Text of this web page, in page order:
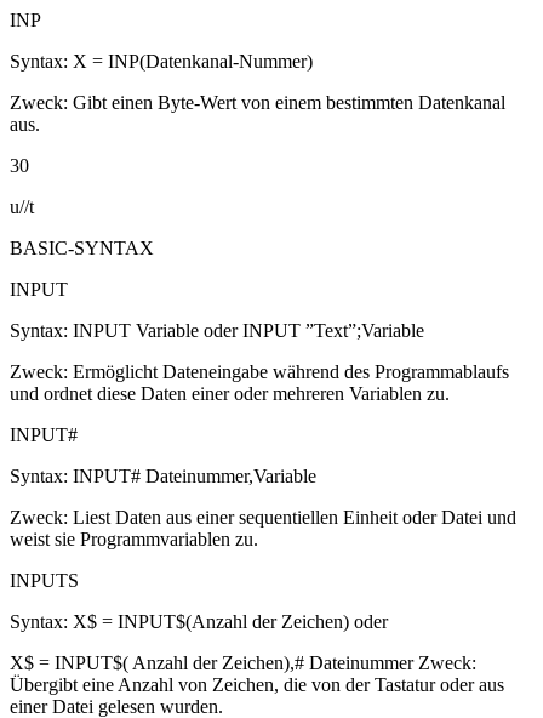
INP
Syntax: X = INP(Datenkanal-Nummer)
Zweck: Gibt einen Byte-Wert von einem bestimmten Datenkanal
aus.
30
u//t
BASIC-SYNTAX
INPUT
Syntax: INPUT Variable oder INPUT ”Text”;Variable
Zweck: Ermöglicht Dateneingabe während des Programmablaufs
und ordnet diese Daten einer oder mehreren Variablen zu.
INPUT#
Syntax: INPUT# Dateinummer,Variable
Zweck: Liest Daten aus einer sequentiellen Einheit oder Datei und
weist sie Programmvariablen zu.
INPUTS
Syntax: X$ = INPUT$(Anzahl der Zeichen) oder
X$ = INPUT$( Anzahl der Zeichen),# Dateinummer Zweck:
Übergibt eine Anzahl von Zeichen, die von der Tastatur oder aus
einer Datei gelesen wurden.